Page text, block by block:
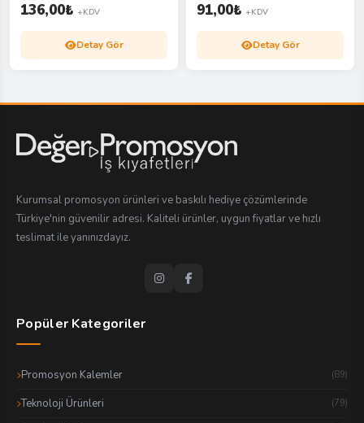
136,00₺ +KDV
Detay Gör
91,00₺ +KDV
Detay Gör
Kurumsal promosyon ürünleri ve baskılı hediye çözümlerinde
Türkiye'nin güvenilir adresi. Kaliteli ürünler, uygun fiyatlar ve hızlı
teslimat ile yanınızdayız.
Popüler Kategoriler
Promosyon Kalemler (89)
Teknoloji Ürünleri (79)